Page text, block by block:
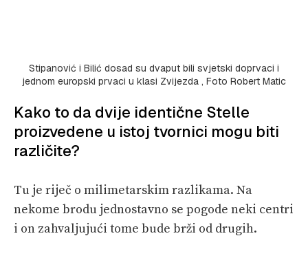
Stipanović i Bilić dosad su dvaput bili svjetski doprvaci i
jednom europski prvaci u klasi Zvijezda , Foto Robert Matic
Kako to da dvije identične Stelle
proizvedene u istoj tvornici mogu biti
različite?
Tu je riječ o milimetarskim razlikama. Na
nekome brodu jednostavno se pogode neki centri
i on zahvaljujući tome bude brži od drugih.